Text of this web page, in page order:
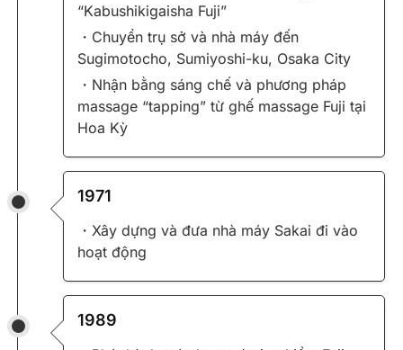
“Kabushikigaisha Fuji”
・Chuyển trụ sở và nhà máy đến
Sugimotocho, Sumiyoshi-ku, Osaka City
・Nhận bằng sáng chế và phương pháp
massage “tapping” từ ghế massage Fuji tại
Hoa Kỳ
1971
・Xây dựng và đưa nhà máy Sakai đi vào
hoạt động
1989